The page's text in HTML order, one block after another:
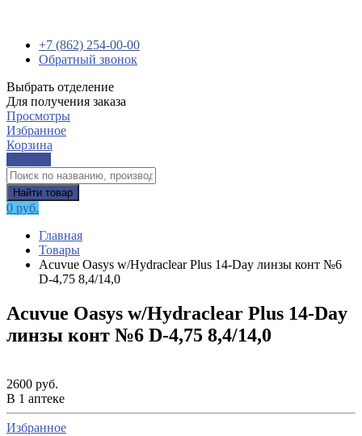
+7 (862) 254-00-00
Обратный звонок
Выбрать отделение
Для получения заказа
Просмотры
Избранное
Корзина
Каталог
Найти товар
0 руб.
Главная
Товары
Acuvue Oasys w/Hydraclear Plus 14-Day линзы конт №6
D-4,75 8,4/14,0
Acuvue Oasys w/Hydraclear Plus 14-Day
линзы конт №6 D-4,75 8,4/14,0
2600 руб.
В 1 аптеке
Избранное